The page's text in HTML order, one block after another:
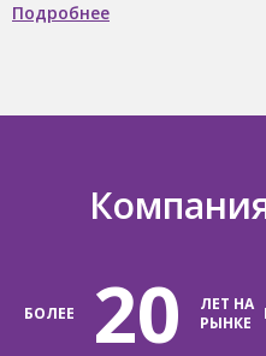
Подробнее
БОЛЕЕ 20
ЛЕТ НА
РЫНКЕ